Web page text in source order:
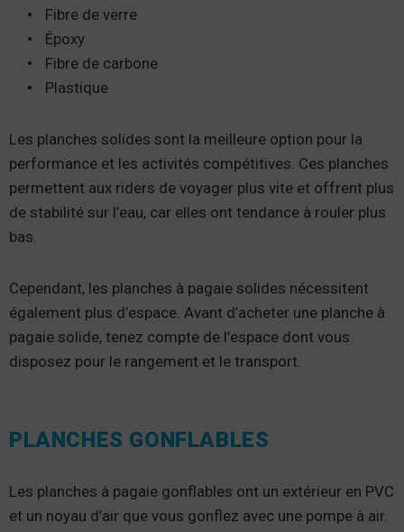
Fibre de verre
Époxy
Fibre de carbone
Plastique
Les planches solides sont la meilleure option pour la
performance et les activités compétitives. Ces planches
permettent aux riders de voyager plus vite et offrent plus
de stabilité sur l’eau, car elles ont tendance à rouler plus
bas.
Cependant, les planches à pagaie solides nécessitent
également plus d’espace. Avant d’acheter une planche à
pagaie solide, tenez compte de l’espace dont vous
disposez pour le rangement et le transport.
PLANCHES GONFLABLES
Les planches à pagaie gonflables ont un extérieur en PVC
et un noyau d’air que vous gonflez avec une pompe à air.